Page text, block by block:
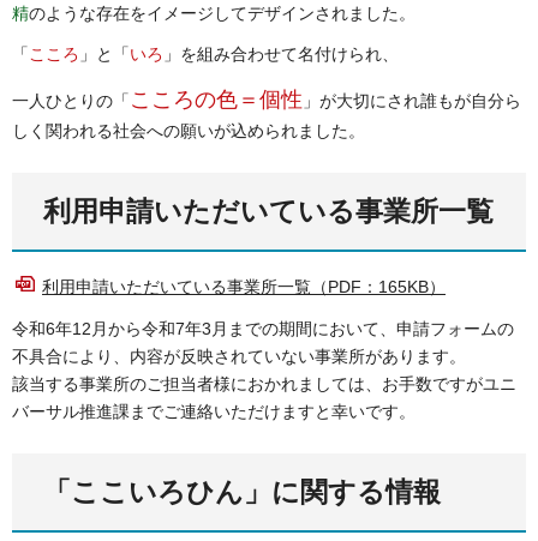
精のような存在をイメージしてデザインされました。
「 こころ 」と「いろ 」を組み合わせて名付けられ、
一人ひとりの「 こころの色＝個性 」が大切にされ誰もが自分ら
しく関われる社会への願いが込められました。
利用申請いただいている事業所一覧
利用申請いただいている事業所一覧（PDF：165KB）
令和6年12月から令和7年3月までの期間において、申請フォームの
不具合により、内容が反映されていない事業所があります。
該当する事業所のご担当者様におかれましては、お手数ですがユニ
バーサル推進課までご連絡いただけますと幸いです。
「ここいろひん」に関する情報